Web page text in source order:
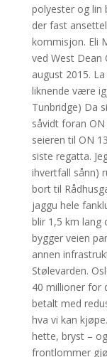
polyester og lin
der fast
kommisjon. Eli
ved West Dean
august 2015.
liknende være
Tunbridge) Da
såvidt foran
seieren til ON
siste regatta.
ihvertfall sånn)
bort til
jaggu hele
blir 1,5 km lang
bygger veien
annen
Stølevarden.
40 millioner for
betalt med
hva vi kan
hette, bryst –
frontlommer